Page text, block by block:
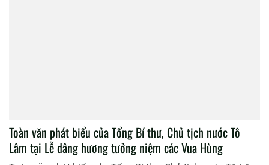
Toàn văn phát biểu của Tổng Bí thư, Chủ tịch nước Tô
Lâm tại Lễ dâng hương tưởng niệm các Vua Hùng